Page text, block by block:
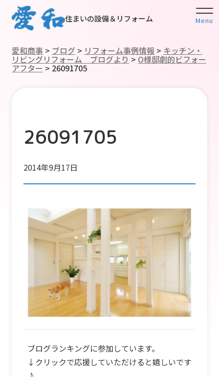
住まいの設備＆リフォーム Menu
愛和商事 > ブログ > リフォーム事例情報 > キッチン・
リビングリフォーム ブログより > O様邸劇的ビフォー
アフター > 26091705
26091705
2014年9月17日
ブログランキングに参加しています。
↓クリックで応援していただけると嬉しいです